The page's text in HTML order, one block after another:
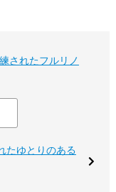
されたフルリノ
たゆとりのある